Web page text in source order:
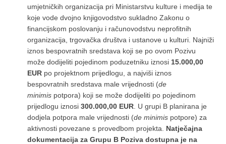
umjetničkih organizacija pri Ministarstvu kulture i medija te
koje vode dvojno knjigovodstvo sukladno Zakonu o
financijskom poslovanju i računovodstvu neprofitnih
organizacija, trgovačka društva i ustanove u kulturi. Najniži
iznos bespovratnih sredstava koji se po ovom Pozivu
može dodijeliti pojedinom poduzetniku iznosi 15.000,00
EUR po projektnom prijedlogu, a najviši iznos
bespovratnih sredstava male vrijednosti (de
minimis potpora) koji se može dodijeliti po pojedinom
prijedlogu iznosi300.000,00 EUR . U grupi B planirana je
dodjela potpora male vrijednosti (de minimis potpore) za
aktivnosti povezane s provedbom projekta. Natječajna
dokumentacija za Grupu B Poziva dostupna je na